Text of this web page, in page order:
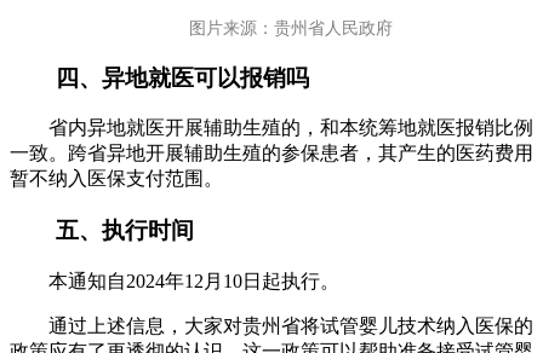
图片来源：贵州省人民政府
四、异地就医可以报销吗
省内异地就医开展辅助生殖的，和本统筹地就医报销比例
一致。跨省异地开展辅助生殖的参保患者，其产生的医药费用
暂不纳入医保支付范围。
五、执行时间
本通知自2024年12月10日起执行。
通过上述信息，大家对贵州省将试管婴儿技术纳入医保的